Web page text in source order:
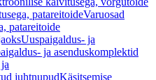
patareitoideVaruosad
patareitoide
Uuspaigaldus- ja
ja asenduskomplektid
juhtnupudKäsitsemise